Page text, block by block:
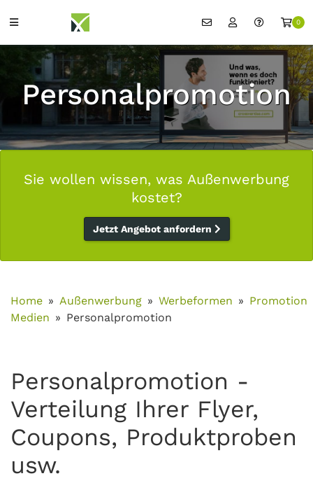
0
Personalpromotion
Sie wollen wissen, was Außenwerbung
kostet?
Jetzt Angebot anfordern
Home Außenwerbung Werbeformen
Promotion
Medien
Personalpromotion
Personalpromotion -
Verteilung Ihrer Flyer,
Coupons, Produktproben
usw.